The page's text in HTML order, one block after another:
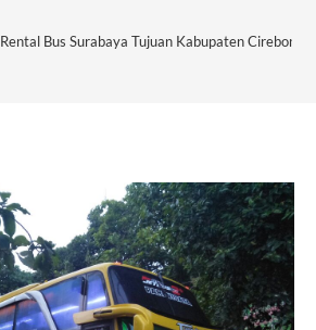
Rental Bus Surabaya Tujuan Kabupaten Cirebon